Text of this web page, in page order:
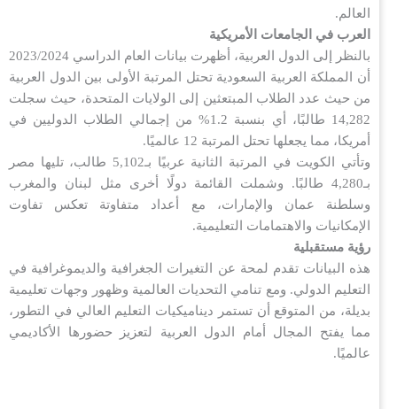
العالم.
العرب في الجامعات الأمريكية
بالنظر إلى الدول العربية، أظهرت بيانات العام الدراسي 2023/2024
أن المملكة العربية السعودية تحتل المرتبة الأولى بين الدول العربية
من حيث عدد الطلاب المبتعثين إلى الولايات المتحدة، حيث سجلت
14,282 طالبًا، أي بنسبة 1.2% من إجمالي الطلاب الدوليين في
أمريكا، مما يجعلها تحتل المرتبة 12 عالميًا.
وتأتي الكويت في المرتبة الثانية عربيًا بـ5,102 طالب، تليها مصر
بـ4,280 طالبًا. وشملت القائمة دولًا أخرى مثل لبنان والمغرب
وسلطنة عمان والإمارات، مع أعداد متفاوتة تعكس تفاوت
الإمكانيات والاهتمامات التعليمية.
رؤية مستقبلية
هذه البيانات تقدم لمحة عن التغيرات الجغرافية والديموغرافية في
التعليم الدولي. ومع تنامي التحديات العالمية وظهور وجهات تعليمية
بديلة، من المتوقع أن تستمر ديناميكيات التعليم العالي في التطور،
مما يفتح المجال أمام الدول العربية لتعزيز حضورها الأكاديمي
عالميًا.